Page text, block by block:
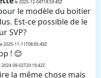
le 2025-12-04T18:59:40Z
le modèle du boitier
Est-ce possible de le
SVP?
2025-11-11T08:05:49Z
! 😊
09-02T20:19:42Z
la même chose mais